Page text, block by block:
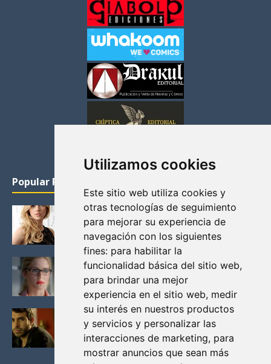
Utilizamos cookies
Este sitio web utiliza cookies y
otras tecnologías de seguimiento
para mejorar su experiencia de
navegación con los siguientes
fines: para habilitar la
funcionalidad básica del sitio web,
para brindar una mejor
experiencia en el sitio web, medir
su interés en nuestros productos
y servicios y personalizar las
interacciones de marketing, para
mostrar anuncios que sean más
Popular Posts
KATHERYN WINNICK: LA ACTRIZ MAS GUAPA DE
VIKINGOS
Junio 14, 2013
FELICITY (EMILY BETT RICKARDS), LAS FOTOS
MAS BONITAS DE LA ALIADA DE ARROW
Noviembre 30, 2013
BLACK MIRROR: TODA TU HISTORIA. EPISODIO 3.
LA CRITICA
Mayo 17, 2012